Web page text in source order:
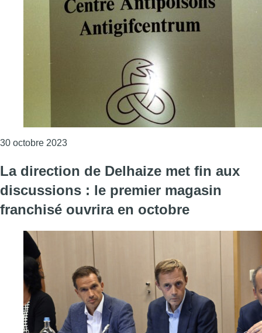
30 octobre 2023Consulter l'article "Centre antipoisons : un
La direction de Delhaize met fin aux
discussions : le premier magasin
franchisé ouvrira en octobre